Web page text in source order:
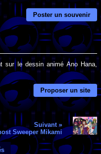
Poster un souvenir
sur le dessin animé Ano Hana,
Proposer un site
Suivant »
Sweeper Mikami